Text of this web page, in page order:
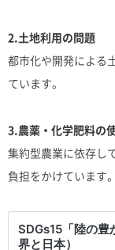
2.土地利用の問題
都市化や開発による
ています。
3.農薬・化学肥料の
集約型農業に依存し
負担をかけています。